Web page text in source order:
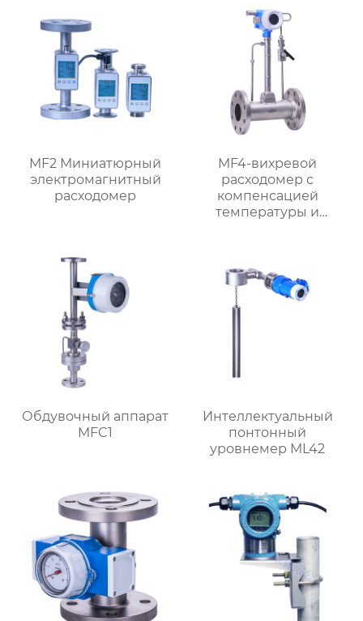
MF2 Миниатюрный
электромагнитный
расходомер
MF4-вихревой
расходомер с
компенсацией
температуры и
Обдувочный аппарат
MFC1
Интеллектуальный
понтонный
уровнемер ML42